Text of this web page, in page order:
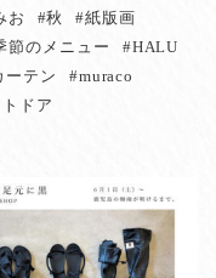
お #秋
#紙版画
節のメニュー
#HALU
ーテン
#muraco
ドア